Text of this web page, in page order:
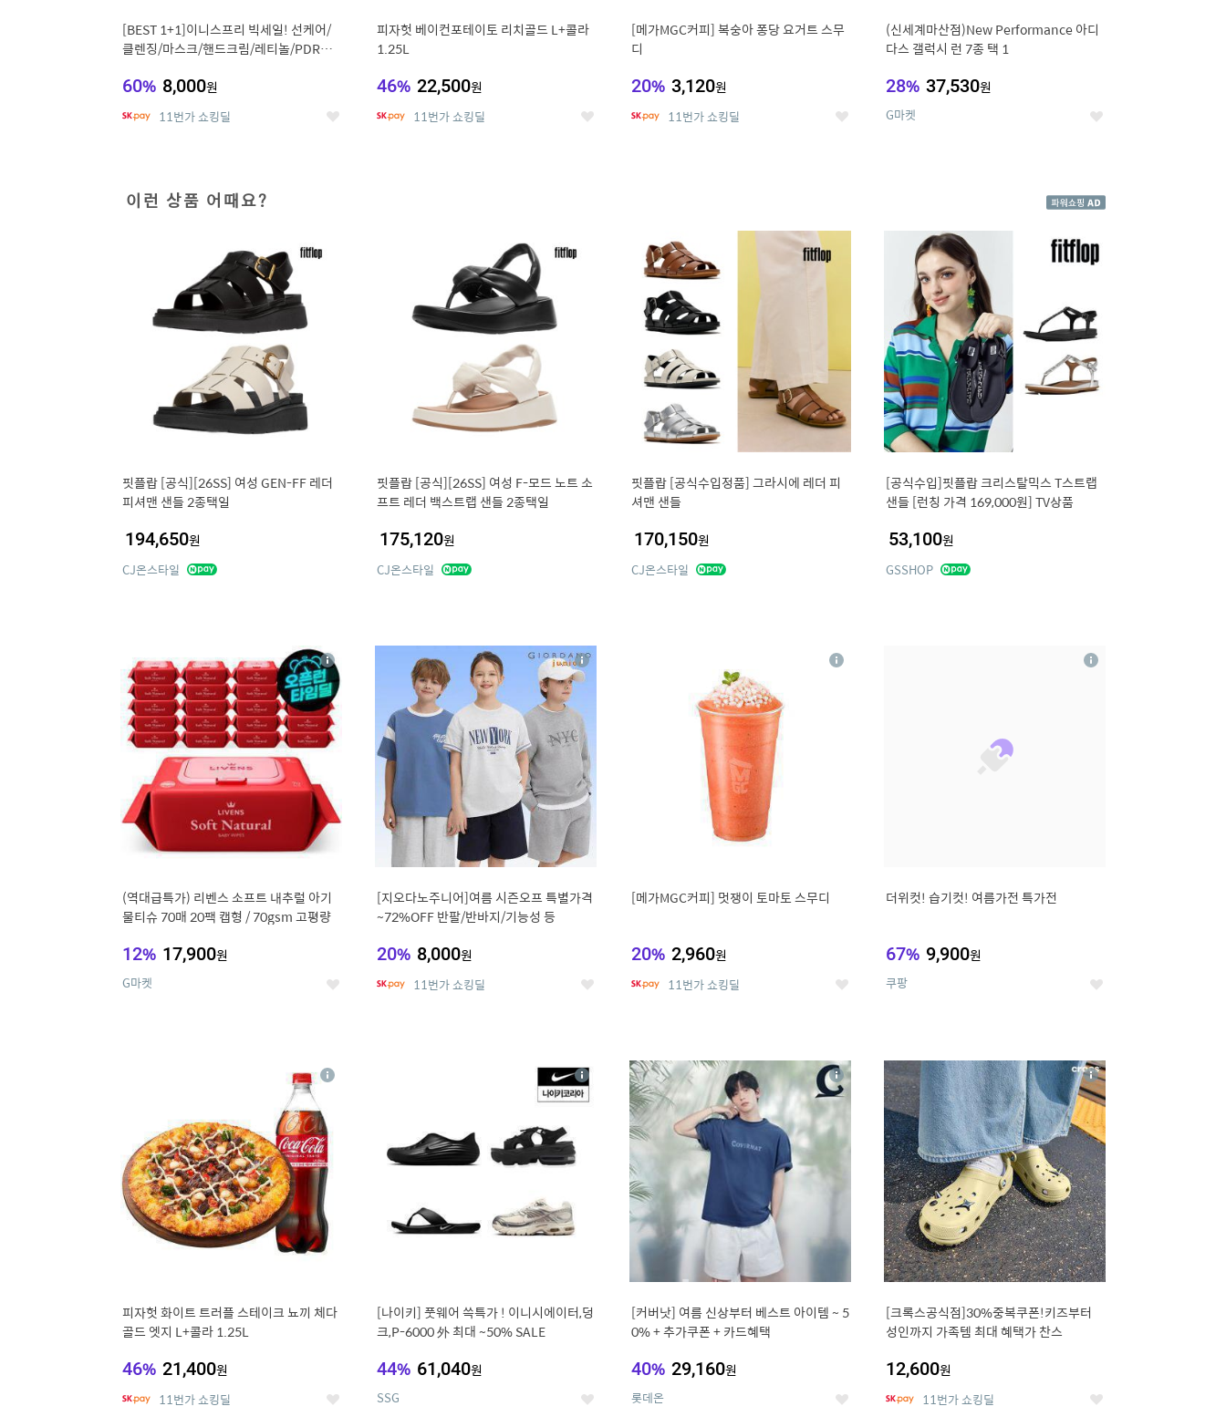
[BEST 1+1]이니스프리 빅세일! 선케어/
클렌징/마스크/핸드크림/레티놀/PDRN/
60% 8,000원
11번가 쇼킹딜 좋
피자헛 베이컨포테이토 리치골드 L+콜라
1.25L
46% 22,500원
11번가 쇼킹딜 좋
[메가MGC커피] 복숭아 퐁당 요거트 스무
디
20% 3,120원
11번가 쇼킹딜 좋
(신세계마산점)New Performance 아디
다스 갤럭시 런 7종 택 1
28% 37,530원
G마켓 좋
이런 상품 어때요?
핏플랍 [공식][26SS] 여성 GEN-FF 레더
피셔맨 샌들 2종택일
194,650원
CJ온스타일
핏플랍 [공식][26SS] 여성 F-모드 노트 소
프트 레더 백스트랩 샌들 2종택일
175,120원
CJ온스타일
핏플랍 [공식수입정품] 그라시에 레더 피
셔맨 샌들
170,150원
CJ온스타일
[공식수입]핏플랍 크리스탈믹스 T스트랩
샌들 [런칭 가격 169,000원] TV상품
53,100원
GSSHOP
(역대급특가) 리벤스 소프트 내추럴 아기
물티슈 70매 20팩 캡형 / 70gsm 고평량
12% 17,900원
G마켓 좋
상
세
10
[지오다노주니어]여름 시즌오프 특별가격
~72%OFF 반팔/반바지/기능성 등
20% 8,000원
11번가 쇼킹딜 좋
상
세
[메가MGC커피] 멋쟁이 토마토 스무디
20% 2,960원
11번가 쇼킹딜 좋
상
더위컷! 습기컷! 여름가전 특가전
67% 9,900원
쿠팡 좋
상
피자헛 화이트 트러플 스테이크 뇨끼 체다
골드 엣지 L+콜라 1.25L
46% 21,400원
11번가 쇼킹딜 좋
상
[나이키] 풋웨어 쓱특가 ! 이니시에이터,덩
크,P-6000 外 최대 ~50% SALE
44% 61,040원
SSG 좋
상
세
15
[커버낫] 여름 신상부터 베스트 아이템 ~ 5
0% + 추가쿠폰 + 카드혜택
40% 29,160원
롯데온 좋
상
세
16
[크록스공식점]30%중복쿠폰!키즈부터
성인까지 가족템 최대 혜택가 찬스
12,600원
11번가 쇼킹딜 좋
상
세